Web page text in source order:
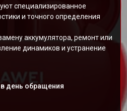
специализированное
и точного определения
аккумулятора, ремонт или
динамиков и устранение
день обращения